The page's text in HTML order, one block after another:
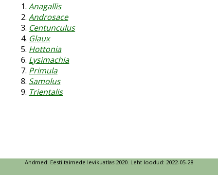
Anagallis
Androsace
Centunculus
Glaux
Hottonia
Lysimachia
Primula
Samolus
Trientalis
Andmed: Eesti taimede levikuatlas 2020. Leht loodud: 2022-05-28